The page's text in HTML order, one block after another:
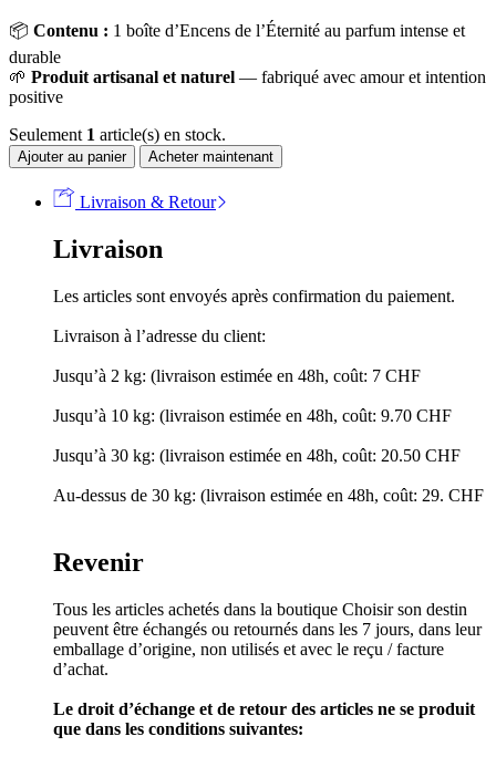
📦 Contenu : 1 boîte d’Encens de l’Éternité au parfum intense et
durable
🌱 Produit artisanal et naturel — fabriqué avec amour et intention
positive
Seulement 1 article(s) en stock.
Ajouter au panier Acheter maintenant
Livraison & Retour
Livraison
Les articles sont envoyés après confirmation du paiement.
Livraison à l’adresse du client:
Jusqu’à 2 kg: (livraison estimée en 48h, coût: 7 CHF
Jusqu’à 10 kg: (livraison estimée en 48h, coût: 9.70 CHF
Jusqu’à 30 kg: (livraison estimée en 48h, coût: 20.50 CHF
Au-dessus de 30 kg: (livraison estimée en 48h, coût: 29. CHF
Revenir
Tous les articles achetés dans la boutique Choisir son destin
peuvent être échangés ou retournés dans les 7 jours, dans leur
emballage d’origine, non utilisés et avec le reçu / facture
d’achat.
Le droit d’échange et de retour des articles ne se produit
que dans les conditions suivantes: